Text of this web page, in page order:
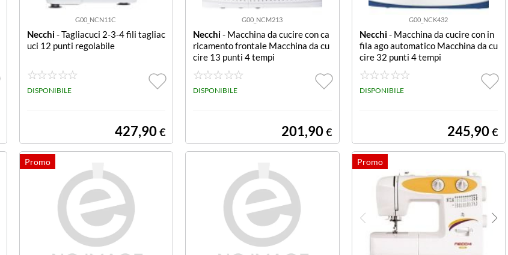
G00_NCN11C
Necchi- Tagliacuci 2-3-4 fili tagliac
uci 12 punti regolabile
DISPONIBILE
427,90€
G00_NCM213
Necchi- Macchina da cucire con ca
ricamento frontale Macchina da cu
cire 13 punti 4 tempi
DISPONIBILE
201,90€
G00_NCK432
Necchi- Macchina da cucire con in
fila ago automatico Macchina da cu
cire 32 punti 4 tempi
DISPONIBILE
245,90€